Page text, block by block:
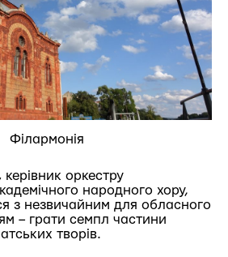
Філармонія
керівник оркестру
народного хору,
з незвичайним для обласного
– грати семпл частини
творів.